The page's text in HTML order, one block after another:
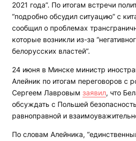
2021 года”. По итогам встречи
“подробно обсудил ситуацию” с
сообщил о проблемах
которые возникли из-за
белорусских властей”.
24 июня в Минске министр
Алейник по итогам переговоров с
Сергеем Лавровым заявил, что
обсуждать с Польшей
равноправной и
По словам Алейника,